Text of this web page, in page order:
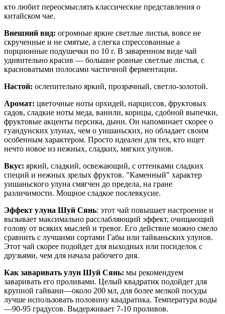
кто любит переосмыслять классические представления о
китайском чае.
Внешний вид: огромные яркие светлые листья, вовсе не
скрученные и не смятые, а слегка спрессованные а
порционные подушечки по 10 г. В заваренном виде чай
удивительно красив — большие ровные светлые листья, с
красноватыми полосами частичной ферментации.
Настой: ослепительно яркий, прозрачный, светло-золотой.
Аромат: цветочные ноты орхидей, нарциссов, фруктовых
садов, сладкие ноты меда, ванили, корицы, сдобной выпечки,
фруктовые акценты персика, дыни. Он напоминает скорее о
гуандунских улунах, чем о уишаньских, но обладает своим
особенным характером. Просто идеален для тех, кто ищет
нечто новое из нежных, сладких, мягких улунов.
Вкус: яркий, сладкий, освежающий, с оттенками сладких
специй и нежных зрелых фруктов. "Каменный" характер
уишаньского улуна смягчен до предела, на гране
различимости. Мощное сладкое послевкусие.
Эффект улуна Шуй Сянь: этот чай повышает настроение и
вызывает максимально расслабляющий эффект, очищающий
голову от всяких мыслей и тревог. Его действие можно смело
сравнить с лучшими сортами Габы или тайваньских улунов.
Этот чай скорее подойдет для выходных или посиделок с
друзьями, чем для начала рабочего дня.
Как заваривать улун Шуй Сянь: мы рекомендуем
заваривать его проливами. Целый квадратик подойдет для
крупной гайвани—около 200 мл, для более мелкой посуды
лучше использовать половину квадратика. Температура воды
—90-95 градусов. Выдерживает 7-10 проливов.